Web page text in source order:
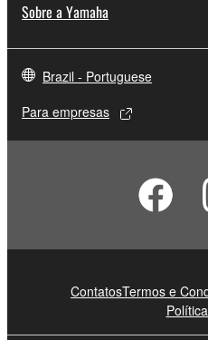
Sobre a Yamaha
Brazil - Portuguese
Para empresas
ContatosTermos e